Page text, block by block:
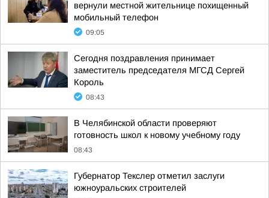
вернули местной жительнице похищенный
мобильный телефон
09:05
Сегодня поздравления принимает
заместитель председателя МГСД Сергей
Король
08:43
В Челябинской области проверяют
готовность школ к новому учебному году
08:43
Губернатор Текслер отметил заслуги
южноуральских строителей